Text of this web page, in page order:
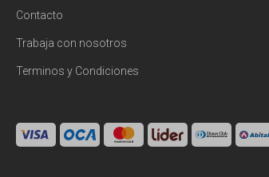
Contacto
Trabaja con nosotros
Terminos y Condiciones